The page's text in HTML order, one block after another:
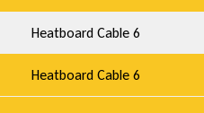
Heatboard Cable 6
Heatboard Cable 6